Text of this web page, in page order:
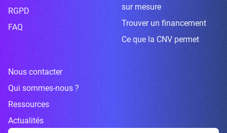
RGPD
FAQ
sur mesure
Trouver un financement
Ce que la CNV permet
Nous contacter
Qui sommes-nous ?
Ressources
Actualités